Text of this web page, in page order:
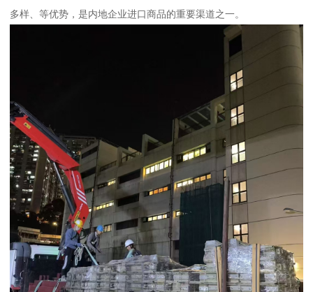
多样、等优势，是内地企业进口商品的重要渠道之一。